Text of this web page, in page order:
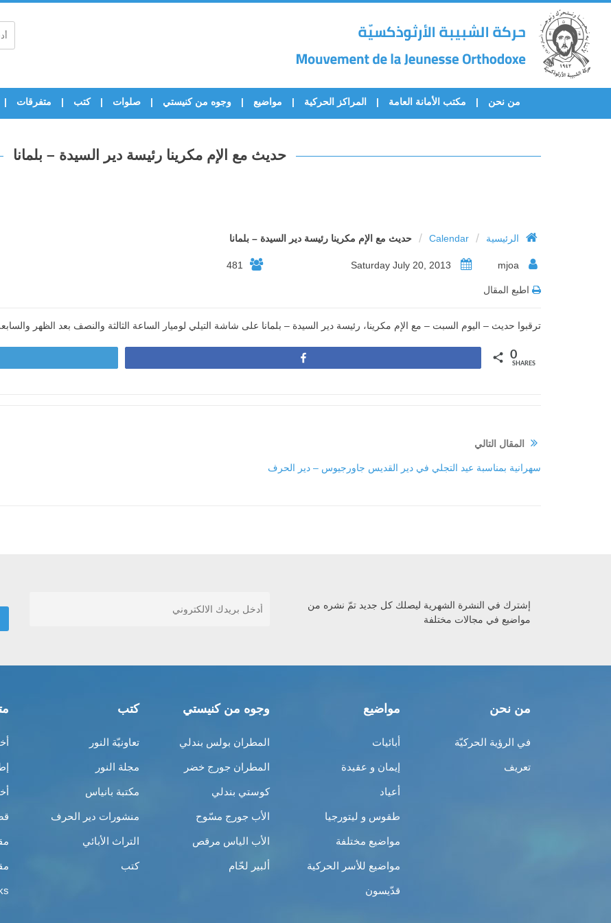
من نحن مكتب الأمانة العامة المراكز الحركية مواضيع وجوه من كنيستي صلوات كتب متفرقات
حديث مع الإم مكرينا رئيسة دير السيدة – بلمانا
الرئيسية /
Calendar
/ حديث مع الإم مكرينا رئيسة دير السيدة – بلمانا
481
اطبع المقال
ترقبوا حديث – اليوم السبت – مع الإم مكرينا، رئيسة دير السيدة – بلمانا على شاشة التيلي لوميار الساعة الثالثة والنصف بعد الظهر
0
SHARES
المقال التالي
سهرانية بمناسبة عيد التجلي في دير القديس جاورجيوس – دير الحرف
إشترك في النشرة الشهرية ليصلك كل جديد تمّ نشره من
مواضيع في مجالات مختلفة
من نحن
في الرؤية الحركيّة
تعريف
مواضيع
أبائيات
إيمان و عقيدة
أعياد
طقوس و ليتورجيا
مواضيع مختلفة
مواضيع للأسر الحركية
قدّيسون
وجوه من كنيستي
المطران بولس بندلي
المطران جورج خضر
كوستي بندلي
الأب جورج مسّوح
الأب الياس مرقص
ألبير لحّام
كتب
تعاونيّة النور
مجلة النور
مكتبة بانياس
منشورات دير الحرف
التراث الأبائي
كتب